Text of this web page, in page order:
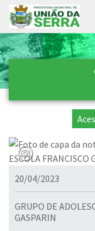
Ir para conteúdo
Conteúdo Principal
20/04/2023
GRUPO DE
GASPARIN